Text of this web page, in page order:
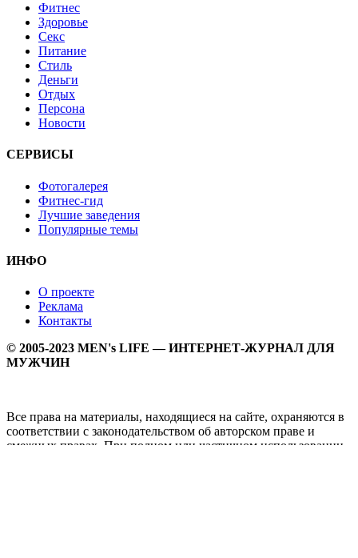
Фитнес
Здоровье
Секс
Питание
Стиль
Деньги
Отдых
Персона
Новости
СЕРВИСЫ
Фотогалерея
Фитнес-гид
Лучшие заведения
Популярные темы
ИНФО
О проекте
Реклама
Контакты
© 2005-2023 MEN's LIFE — ИНТЕРНЕТ-ЖУРНАЛ ДЛЯ
МУЖЧИН
Все права на материалы, находящиеся на сайте, охраняются в
соответствии с законодательством об авторском праве и
смежных правах. При полном или частичном использовании